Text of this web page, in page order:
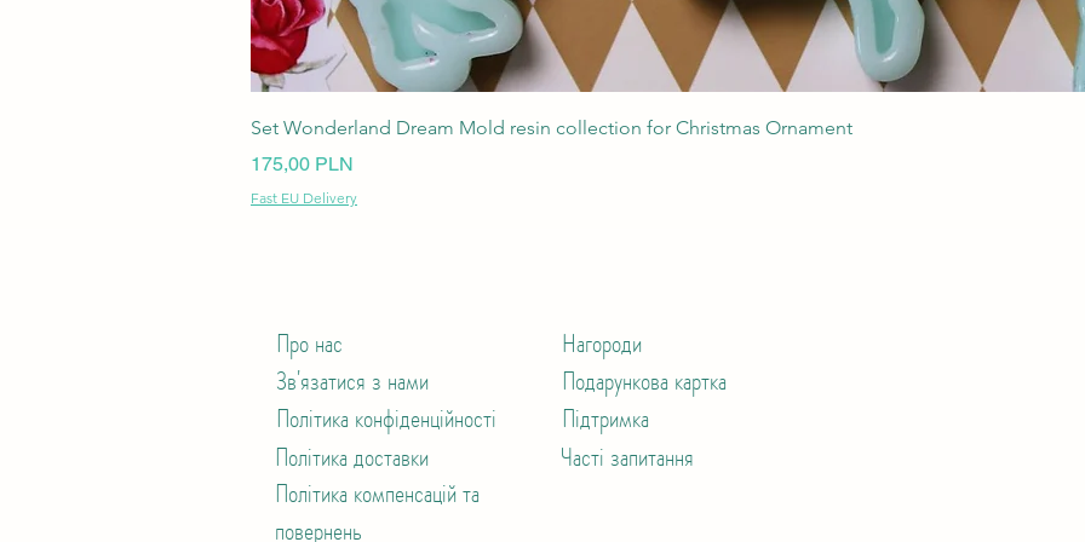
Швидкий перегляд
Set Wonderland Dream Mold resin collection for Christmas Ornament
Ціна
175,00 PLN
Fast EU Delivery
Про нас
Зв'язатися з нами
Політика конфіденційності
Політика доставки
Політика компенсацій та
повернень
Нагороди
Подарункова картка
Підтримка
Часті запитання